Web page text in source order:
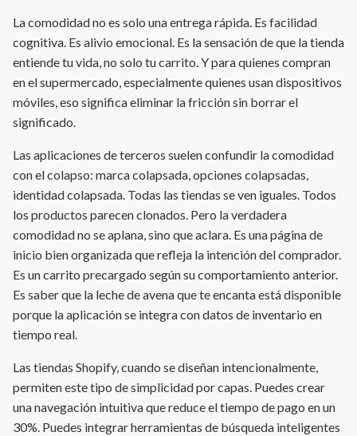
La comodidad no es solo una entrega rápida. Es facilidad
cognitiva. Es alivio emocional. Es la sensación de que la tienda
entiende tu vida, no solo tu carrito. Y para quienes compran
en el supermercado, especialmente quienes usan dispositivos
móviles, eso significa eliminar la fricción sin borrar el
significado.
Las aplicaciones de terceros suelen confundir la comodidad
con el colapso: marca colapsada, opciones colapsadas,
identidad colapsada. Todas las tiendas se ven iguales. Todos
los productos parecen clonados. Pero la verdadera
comodidad no se aplana, sino que aclara. Es una página de
inicio bien organizada que refleja la intención del comprador.
Es un carrito precargado según su comportamiento anterior.
Es saber que la leche de avena que te encanta está disponible
porque la aplicación se integra con datos de inventario en
tiempo real.
Las tiendas Shopify, cuando se diseñan intencionalmente,
permiten este tipo de simplicidad por capas. Puedes crear
una navegación intuitiva que reduce el tiempo de pago en un
30%. Puedes integrar herramientas de búsqueda inteligentes